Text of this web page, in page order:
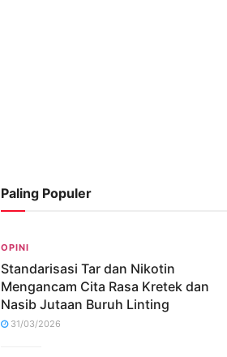
Paling Populer
OPINI
Standarisasi Tar dan Nikotin
Mengancam Cita Rasa Kretek dan
Nasib Jutaan Buruh Linting
31/03/2026